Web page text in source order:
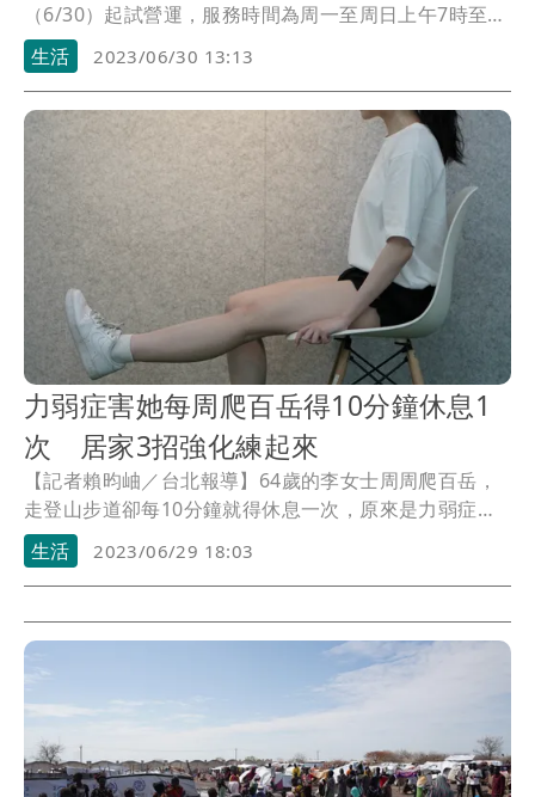
（6/30）起試營運，服務時間為周一至周日上午7時至晚
上9時，用餐區共設有74個座位，並將於8月中旬啟動歡
樂送服務，首波計時人員及正職服務員等40的職缺，求
職者中更有先前離職的麥胞，以及金門大學、金門農工
等校的學生。
生活 2023/06/30 13:13
力弱症害她每周爬百岳得10分鐘休息1
次 居家3招強化練起來
【記者賴昀岫／台北報導】64歲的李女士周周爬百岳，
走登山步道卻每10分鐘就得休息一次，原來是力弱症作
祟，力弱症是指肌肉量正常，但肌肉力量下降或肌肉功
能降低，患者具有較高的體脂肪率、較粗的腰圍，透過
早期發現，能更有效評估預防會增加慢性疾病及死亡風
險的肌少症。
生活 2023/06/29 18:03